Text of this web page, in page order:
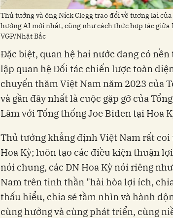
Thủ tướng và ông Nick Clegg trao đổi về tương lai
hướng AI mới nhất, cũng như cách thức hợp tác giữa
VGP/Nhật Bắc
Đặc biệt, quan hệ hai nước đang có
lập quan hệ Đối tác chiến lược toàn
chuyến thăm Việt Nam năm 2023 của
và gần đây nhất là cuộc gặp gỡ của
Lâm với Tổng thống Joe Biden tại Hoa
Thủ tướng khẳng định Việt Nam rất
Hoa Kỳ; luôn tạo các điều kiện thuận
nói chung, các DN Hoa Kỳ nói riêng
Nam trên tinh thần "hài hòa lợi ích,
thấu hiểu, chia sẻ tầm nhìn và hành
cùng hưởng và cùng phát triển, cùng